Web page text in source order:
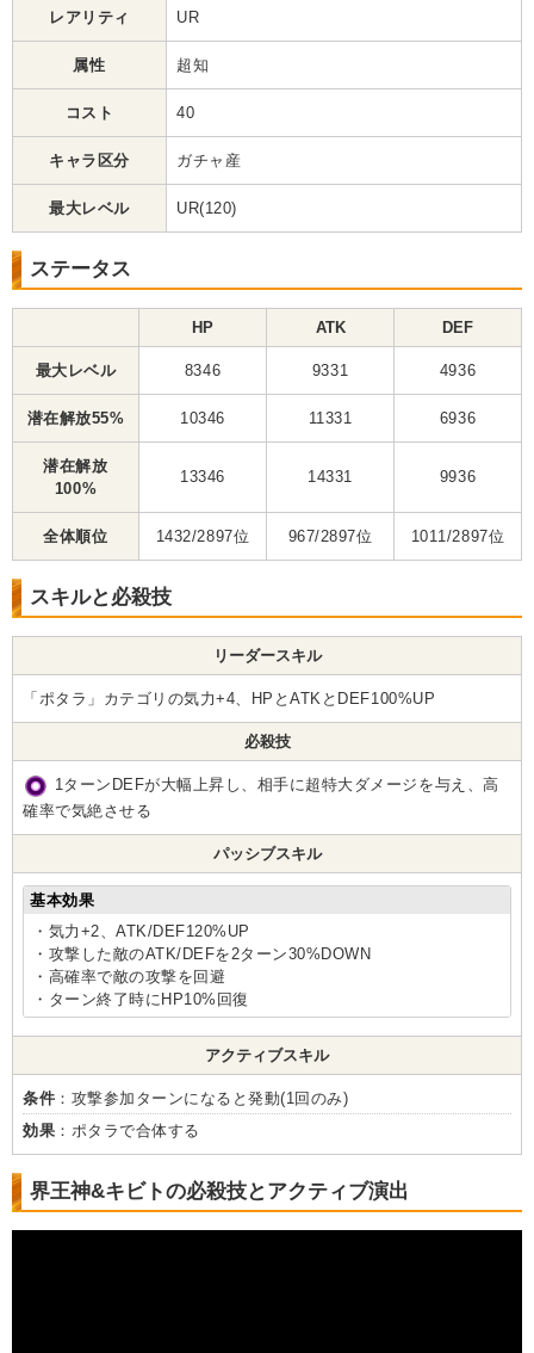
レアリティ UR
属性 超知
コスト 40
キャラ区分 ガチャ産
最大レベル UR(120)
ステータス
HP ATK DEF
最大レベル 8346 9331 4936
潜在解放55% 10346 11331 6936
潜在解放
100%
13346 14331 9936
全体順位 1432/2897位 967/2897位 1011/2897位
スキルと必殺技
リーダースキル
「ポタラ」カテゴリの気力+4、HPとATKとDEF100%UP
必殺技
1ターンDEFが大幅上昇し、相手に超特大ダメージを与え、高
確率で気絶させる
パッシブスキル
基本効果
・気力+2、ATK/DEF120%UP
・攻撃した敵のATK/DEFを2ターン30%DOWN
・高確率で敵の攻撃を回避
・ターン終了時にHP10%回復
アクティブスキル
条件 ：攻撃参加ターンになると発動(1回のみ)
効果 ：ポタラで合体する
界王神&キビトの必殺技とアクティブ演出